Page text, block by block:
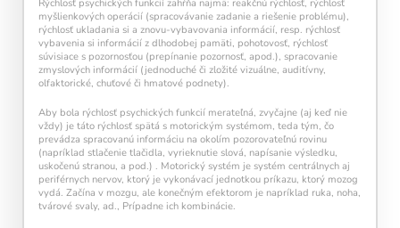
každý deň navyše pomáha vašej mysli zostať
aktívnou a v kondícii.
Kalendár sleduje vašu dennú tréningovú
aktivitu:
Rýchlosť psychických funkcií zahŕňa najmä: reakčnú rýchlosť, rýchlosť
myšlienkových operácií (spracovávanie zadanie a riešenie problému),
rýchlosť ukladania si a znovu-vybavovania informácií, resp. rýchlosť
vybavenia si informácií z dlhodobej pamäti, pohotovosť, rýchlosť
súvisiace s pozornosťou (prepínanie pozornosť, apod.), spracovanie
zmyslových informácií (jednoduché či zložité vizuálne, auditívny,
olfaktorické, chuťové či hmatové podnety).
Aby bola rýchlosť psychických funkcií merateľná, zvyčajne (aj keď nie
vždy) je táto rýchlosť spätá s motorickým systémom, teda tým, čo
prevádza spracovanú informáciu na okolím pozorovateľnú rovinu
(napríklad stlačenie tlačidla, vyrieknutie slová, napísanie výsledku,
uskočenú stranou, a pod.) . Motorický systém je systém centrálnych aj
periférnych nervov, ktorý je vykonávací jednotkou príkazu, ktorý mozog
vydá. Začína v mozgu, ale konečným efektorom je napríklad ruka, noha,
tvárové svaly, ad., Prípadne ich kombinácie.